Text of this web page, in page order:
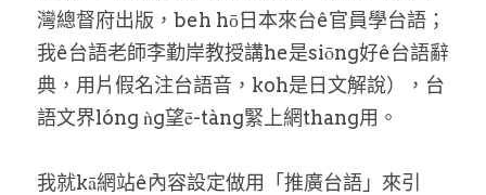
灣總督府出版，beh hō͘日本來台ê官員學台語；
我ê台語老師李勤岸教授講he是siōng好ê台語辭
典，用片假名注台語音，koh是日文解說），台
語文界lóng ǹg望ē-tàng緊上網thang用。
我就kā網站ê內容設定做用「推廣台語」來引